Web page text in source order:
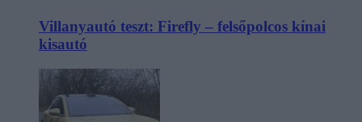
Villanyautó teszt: Firefly – felsőpolcos kínai
kisautó